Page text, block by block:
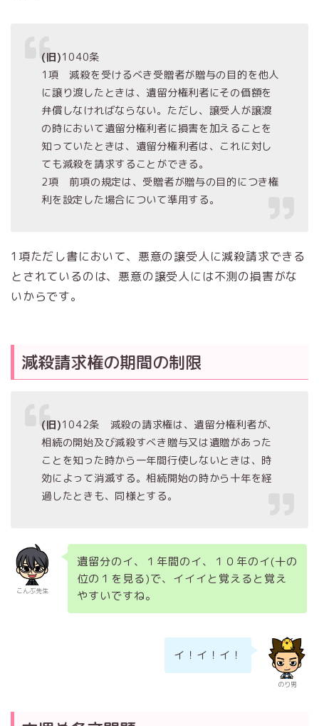
(旧)1040条
1項 減殺を受けるべき受贈者が贈与の目的を他人
に譲り渡したときは、遺留分権利者にその価額を
弁償しなければならない。ただし、譲受人が譲渡
の時において遺留分権利者に損害を加えることを
知っていたときは、遺留分権利者は、これに対し
ても減殺を請求することができる。
2項 前項の規定は、受贈者が贈与の目的につき権
利を設定した場合について準用する。
1項ただし書において、悪意の譲受人に減殺請求できる
とされているのは、悪意の譲受人には不測の損害がな
いからです。
減殺請求権の期間の制限
(旧)1042条 減殺の請求権は、遺留分権利者が、
相続の開始及び減殺すべき贈与又は遺贈があった
ことを知った時から一年間行使しないときは、時
効によって消滅する。相続開始の時から十年を経
過したときも、同様とする。
こんぶ先生
遺留分のイ、１年間のイ、１０年のイ(十の
位の１を見る)で、イイイと覚えると覚え
やすいですね。
のり男
イ！イ！イ！